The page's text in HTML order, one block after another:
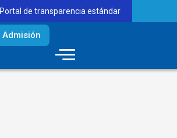
Portal de transparencia estándar
Admisión